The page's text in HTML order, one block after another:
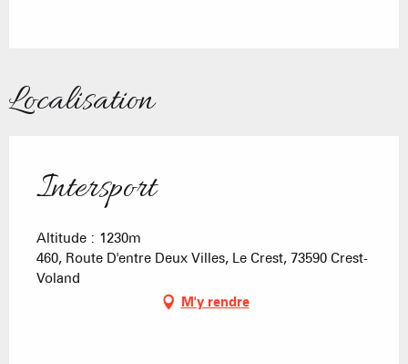
Localisation
Intersport
Altitude : 1230m
460, Route D'entre Deux Villes, Le Crest, 73590 Crest-
Voland
M'y rendre